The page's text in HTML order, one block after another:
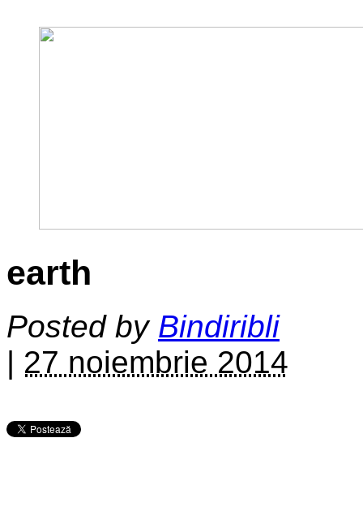
earth
Posted by Bindiribli
| 27 noiembrie 2014